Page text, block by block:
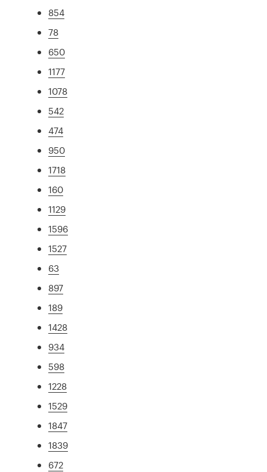
854
78
650
1177
1078
542
474
950
1718
160
1129
1596
1527
63
897
189
1428
934
598
1228
1529
1847
1839
672